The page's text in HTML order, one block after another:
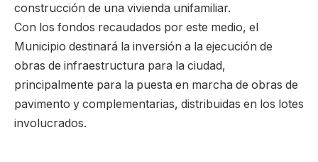
construcción de una vivienda unifamiliar.
Con los fondos recaudados por este medio, el
Municipio destinará la inversión a la ejecución de
obras de infraestructura para la ciudad,
principalmente para la puesta en marcha de obras de
pavimento y complementarias, distribuidas en los lotes
involucrados.